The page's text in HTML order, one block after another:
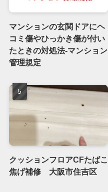
マンションの玄関ドアにヘ
コミ傷やひっかき傷が付い
たときの対処法-マンション
管理規定
クッションフロアCFたばこ
焦げ補修 大阪市住吉区